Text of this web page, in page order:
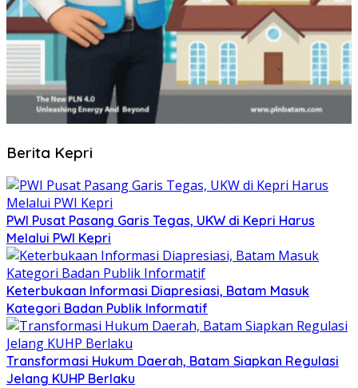
Berita Kepri
PWI Pusat Pasang Garis Tegas, UKW di Kepri Harus
Melalui PWI Kepri
Keterbukaan Informasi Diapresiasi, Batam Masuk
Kategori Badan Publik Informatif
Transformasi Hukum Daerah, Batam Siapkan Regulasi
Jelang KUHP Berlaku